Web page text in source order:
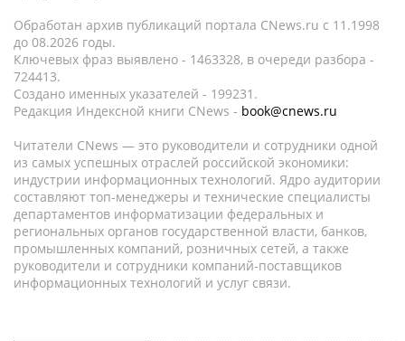
Обработан архив публикаций портала CNews.ru c 11.1998
до 08.2026 годы.
Ключевых фраз выявлено - 1463328, в очереди разбора -
724413.
Создано именных указателей - 199231.
Редакция Индексной книги CNews - book@cnews.ru
Читатели CNews — это руководители и сотрудники одной
из самых успешных отраслей российской экономики:
индустрии информационных технологий. Ядро аудитории
составляют топ-менеджеры и технические специалисты
департаментов информатизации федеральных и
региональных органов государственной власти, банков,
промышленных компаний, розничных сетей, а также
руководители и сотрудники компаний-поставщиков
информационных технологий и услуг связи.